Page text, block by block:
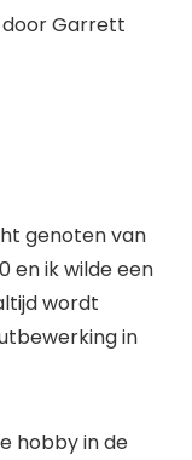
Garrett
genoten van
en ik wilde een
wordt
in
hobby in de